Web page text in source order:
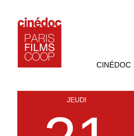
CINÉDOC
JEUDI